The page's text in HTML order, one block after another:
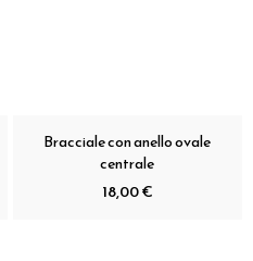
Bracciale con anello ovale
centrale
18,00 €